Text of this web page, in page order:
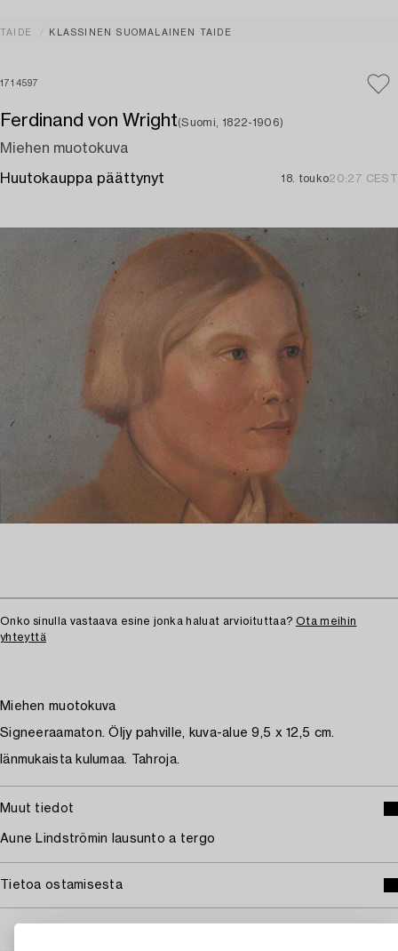
TAIDE KLASSINEN SUOMALAINEN TAIDE
1714597
Ferdinand von Wright(Suomi, 1822-1906)
Miehen muotokuva
Huutokauppa päättynyt 18. touko20:27 CEST
Onko sinulla vastaava esine jonka haluat arvioituttaa? Ota meihin
yhteyttä
Miehen muotokuva
Signeeraamaton. Öljy pahville, kuva-alue 9,5 x 12,5 cm.
Iänmukaista kulumaa. Tahroja.
Muut tiedot
Aune Lindströmin lausunto a tergo
Tietoa ostamisesta